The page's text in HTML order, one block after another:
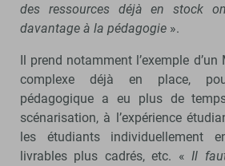
des ressources déjà en stock
davantage à la pédagogie ».
Il prend notamment l’exemple d’un
complexe déjà en place,
pédagogique a eu plus de
scénarisation, à l’expérience
les étudiants individuellement
livrables plus cadrés, etc. « Il